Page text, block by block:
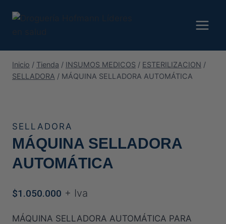
Inicio / Tienda / INSUMOS MEDICOS / ESTERILIZACION /
SELLADORA / MÁQUINA SELLADORA AUTOMÁTICA
SELLADORA
MÁQUINA SELLADORA
AUTOMÁTICA
$1.050.000 + Iva
MÁQUINA SELLADORA AUTOMÁTICA PARA